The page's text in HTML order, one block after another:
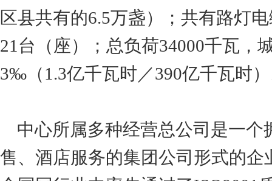
区县共有的6.5万盏）；共有路灯
21台（座）；总负荷34000千瓦，
3‰（1.3亿千瓦时／390亿千瓦时
中心所属多种经营总公司是一个
售、酒店服务的集团公司形式的